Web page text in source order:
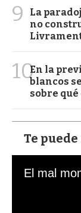
9
La
no
10En la
blancos
sobre
Te